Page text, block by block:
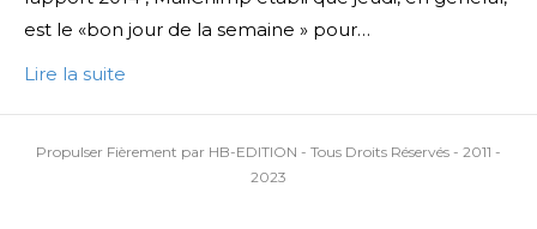
est le «bon jour de la semaine » pour…
Lire la suite
Propulser Fièrement par HB-EDITION - Tous Droits Réservés - 2011 -
2023